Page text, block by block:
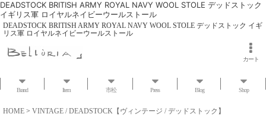
DEADSTOCK BRITISH ARMY ROYAL NAVY WOOL STOLE デッドストック
イギリス軍 ロイヤルネイビーウールストール
DEADSTOCK BRITISH ARMY ROYAL NAVY WOOL STOLE デッドストック イギ
リス軍 ロイヤルネイビーウールストール
カート
Brand Item 市松 Press Blog Shop
HOME > VINTAGE / DEADSTOCK【ヴィンテージ / デッドストック】